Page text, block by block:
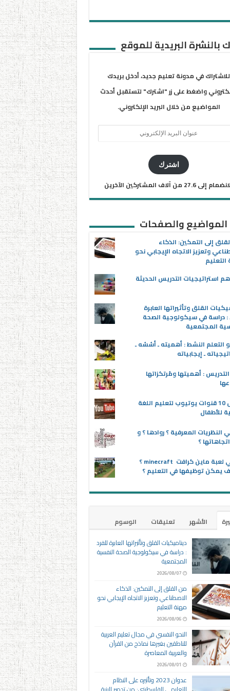
بالنشرة البريدية للموقع
للاشتراك في مدونة تعليم جديد، أدخل بريدك
واضغط على زر "اشترك" لتستقبل أحدث
المواضيع من خلال البريد الإلكتروني.
اشترك
إلى 27.6 من آلاف المشتركين الآخرين
المواضيع والصفحات
إلى التمكين: الذكاء
وتعزيز الاتجاه الإيجابي نحو
استراتيجيات التدريس الحديثة
القلق وتأثيراتها العابرة
: دراسة في سيكولوجية الصحة
المجتمعية
التعلم النشط : أهميته ـ أسُسُه ـ
ـ إيجابياته
: أهميتها ومُرتكزاتها
أفضل 10 قنوات يوتيوب لتعليم اللغة
للأطفال
النظريات المعرفية ؟ روادها ؟ و
؟
ماهي لعبة ماين كرافت minecraft ؟
يمكن توظيفها في التعليم ؟
الأشهر تعليقات
الوسوم
ديناميكيات القلق وتأثيراتها العابرة للفرد
: دراسة في سيكولوجية الصحة النفسية
المجتمعية
2026/08/07
من القلق إلى التمكين: الذكاء
الاصطناعي وتعزيز الاتجاه الإيجابي نحو
مهنة التعليم
2026/08/06
النحو النفسي في مجال تعليم العربية
للناطقين بغيرها نماذج من القرآن
والعربية المعاصرة
2026/08/01
عدوان 2023 وتأثيره على النظام